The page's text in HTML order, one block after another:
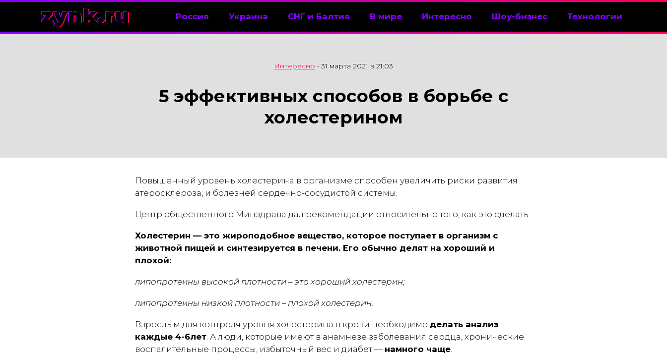
zynk.ru Россия Украина СНГ и Балтия В мире Интересно Шоу-бизнес Технологии
Интересно • 31 марта 2021 в 21:03
5 эффективных способов в борьбе с
холестерином
Повышенный уровень холестерина в организме способен увеличить риски развития
атеросклероза, и болезней сердечно-сосудистой системы.
Центр общественного Минздрава дал рекомендации относительно того, как это сделать.
Холестерин — это жироподобное вещество, которое поступает в организм с
животной пищей и синтезируется в печени. Его обычно делят на хороший и
плохой:
липопротеины высокой плотности – это хороший холестерин;
липопротеины низкой плотности – плохой холестерин.
Взрослым для контроля уровня холестерина в крови необходимо делать анализ
каждые 4-6лет. А люди, которые имеют в анамнезе заболевания сердца, хронические
воспалительные процессы, избыточный вес и диабет — намного чаще.